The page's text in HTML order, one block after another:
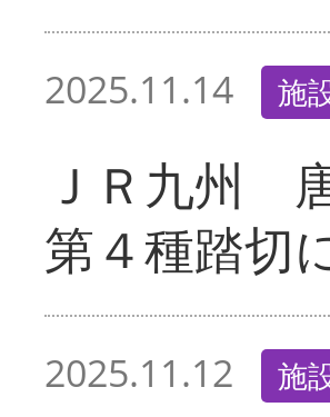
2025.11.14 施
ＪＲ九州
第４種踏切
2025.11.12 施